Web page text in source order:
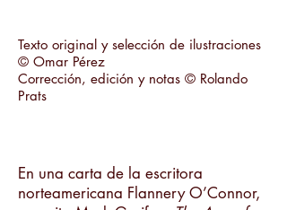
Texto original y selección de ilustraciones
© Omar Pérez
Corrección, edición y notas © Rolando
Prats
En una carta de la escritora
norteamericana Flannery O’Connor,